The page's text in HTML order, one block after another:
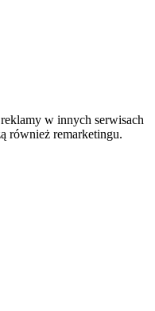
w innych serwisach
również remarketingu.